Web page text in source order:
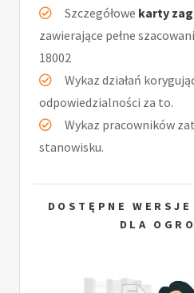
Szczegółowe karty
zawierające pełne
18002
Wykaz działań
odpowiedzialności za to.
Wykaz pracowników
stanowisku.
DOSTĘPNE
DLA